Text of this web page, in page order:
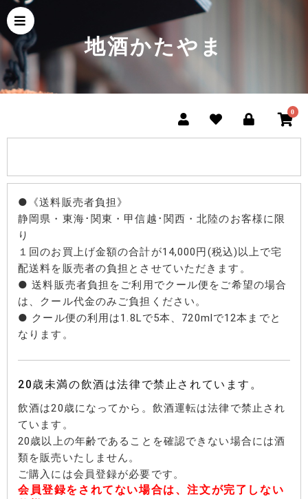
地酒かたやま
0
●《送料販売者負担》
静岡県・東海･関東・甲信越･関西・北陸のお客様に限
り
１回のお買上げ金額の合計が14,000円(税込)以上で宅
配送料を販売者の負担とさせていただきます。
● 送料販売者負担をご利用でクール便をご希望の場合
は、クール代金のみご負担ください。
● クール便の利用は1.8Lで5本、720mlで12本までと
なります。
20歳未満の飲酒は法律で禁止されています。
飲酒は20歳になってから。飲酒運転は法律で禁止され
ています。
20歳以上の年齢であることを確認できない場合には酒
類を販売いたしません。
ご購入には会員登録が必要です。
会員登録をされてない場合は、注文が完了しない